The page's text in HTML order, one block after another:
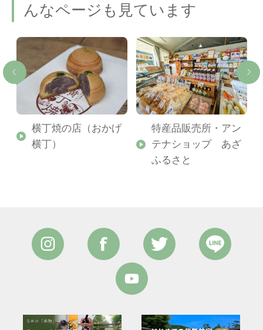
んなページも見ています
横丁焼の店（おかげ
横丁）
特産品販売所・アン
テナショップ あざ
ふるさと